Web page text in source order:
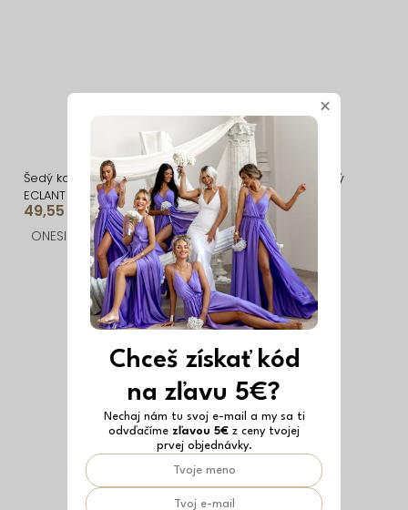
Šedý košeľový sveter
ECLANT s gombíkmi
49,55 €
ONESIZE
Sivý dlhý maxi svetrový
kardigán TOMELIR
59,99 €
ONESIZE
×
Chceš získať kód
na zľavu 5€?
Nechaj nám tu svoj e-mail a my sa ti
odvďačíme zľavou 5€ z ceny tvojej
prvej objednávky.